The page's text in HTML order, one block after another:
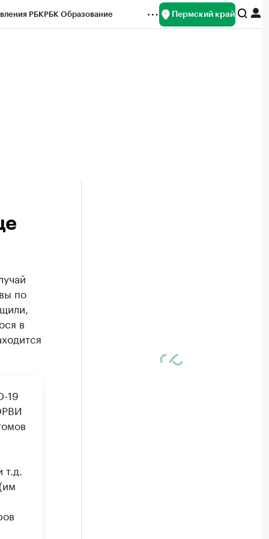
РБКРБК Образование Пермский край
по
в
19